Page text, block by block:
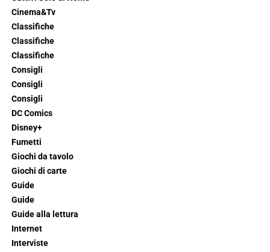
Cinema&Tv
Classifiche
Classifiche
Classifiche
Consigli
Consigli
Consigli
DC Comics
Disney+
Fumetti
Giochi da tavolo
Giochi di carte
Guide
Guide
Guide alla lettura
Internet
Interviste